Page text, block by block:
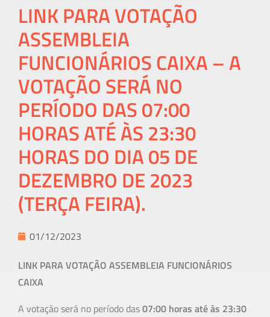
LINK PARA VOTAÇÃO
ASSEMBLEIA
FUNCIONÁRIOS CAIXA – A
VOTAÇÃO SERÁ NO
PERÍODO DAS 07:00
HORAS ATÉ ÀS 23:30
HORAS DO DIA 05 DE
DEZEMBRO DE 2023
(TERÇA FEIRA).
01/12/2023
LINK PARA VOTAÇÃO ASSEMBLEIA FUNCIONÁRIOS
CAIXA
A votação será no período das07:00 horas até às 23:30